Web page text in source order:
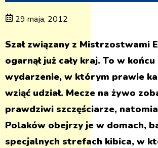
29 maja, 2012
Szał związany z Mistrzostwami
ogarnął już cały kraj. To w
wydarzenie, w którym prawie
wziąć udział. Mecze na żywo
prawdziwi szczęściarze,
Polaków obejrzy je w domach,
specjalnych strefach kibica, w